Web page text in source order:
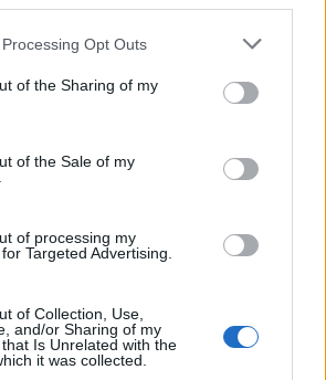
website/app uses one or more Google
or usage behaviour. You may click to
to Google and its third-party tags to
specified purposes in below Google
Opt Outs
of the Sharing of my
of the Sale of my
of processing my
Targeted Advertising.
of Collection, Use,
and/or Sharing of my
Is Unrelated with the
it was collected.
των δικαιολογητικών,
τους προσωπικούς κωδικούς
να δηλώσουν
έως 2 από τις
εφόσον διαθέτουν τις
γνώσεις.
αιτήσεων λήγει
2025 και ώρα 23:59.